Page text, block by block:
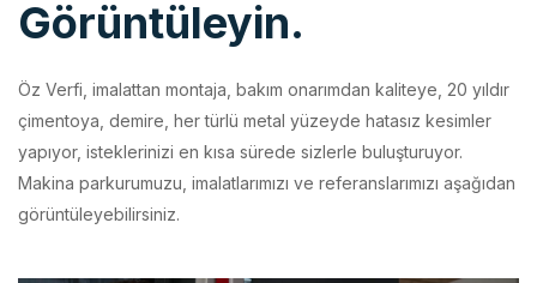
Öz Verfi, imalattan montaja, bakım onarımdan kaliteye, 20 yıldır
yapıyor, isteklerinizi en kısa sürede sizlerle buluşturuyor.
Makina parkurumuzu, imalatlarımızı ve referanslarımızı aşağıdan
görüntüleyebilirsiniz.